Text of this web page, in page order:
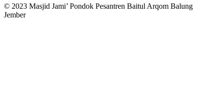
© 2023 Masjid Jami’ Pondok Pesantren Baitul Arqom Balung
Jember